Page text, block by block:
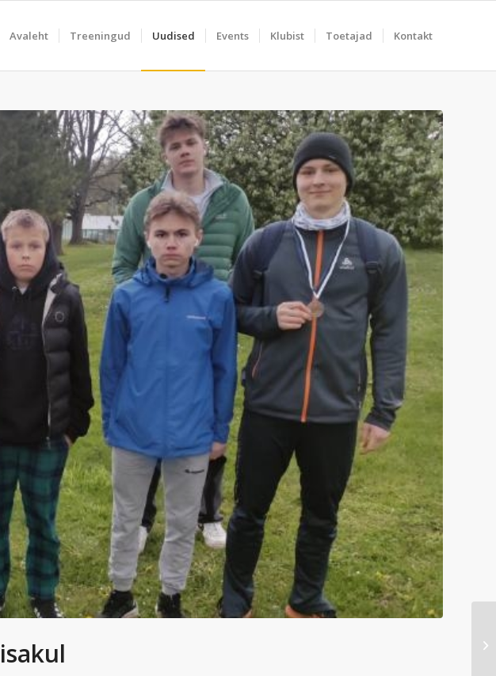
Avaleht Treeningud Uudised Events Klubist Toetajad Kontakt